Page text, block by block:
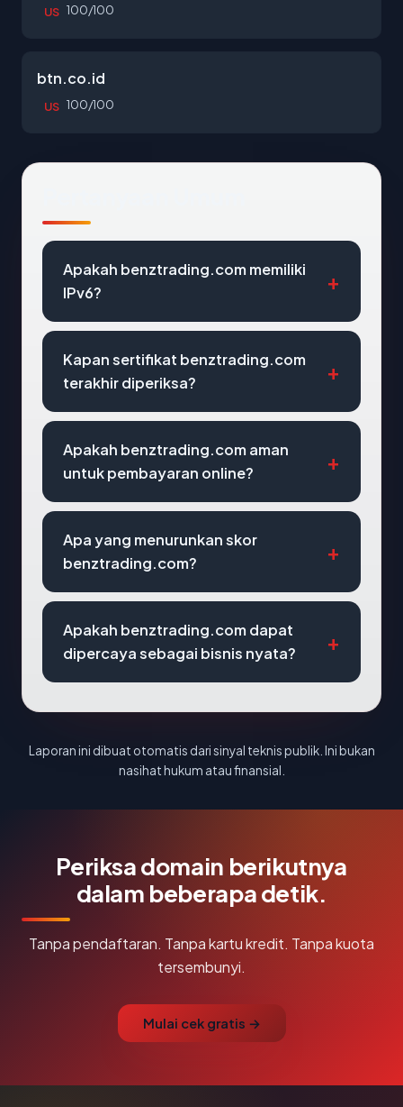
US 100/100
btn.co.id
US 100/100
Apakah benztrading.com memiliki
IPv6?
Kapan sertifikat benztrading.com
terakhir diperiksa?
Apakah benztrading.com aman
untuk pembayaran online?
Apa yang menurunkan skor
benztrading.com?
Apakah benztrading.com dapat
dipercaya sebagai bisnis nyata?
Laporan ini dibuat otomatis dari sinyal teknis publik. Ini bukan
nasihat hukum atau finansial.
Periksa domain berikutnya
dalam beberapa detik.
Tanpa pendaftaran. Tanpa kartu kredit. Tanpa kuota
tersembunyi.
Mulai cek gratis →